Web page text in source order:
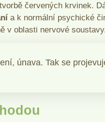
červených krvinek.
a k normální psychické
v oblasti nervové
únava. Tak se